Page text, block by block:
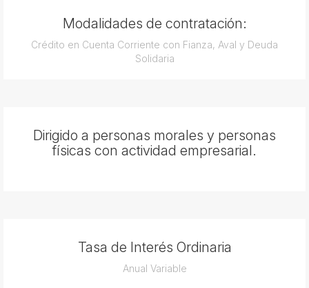
Modalidades de contratación:
Crédito en Cuenta Corriente con Fianza, Aval y Deuda
Solidaria
Dirigido a personas morales y personas
físicas con actividad empresarial.
Tasa de Interés Ordinaria
Anual Variable